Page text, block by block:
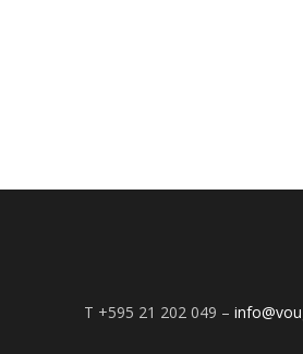
T +595 21 202 049 –